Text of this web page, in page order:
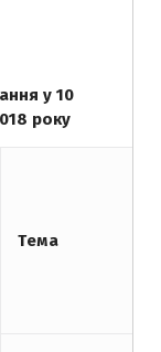
у 10
року
Тема